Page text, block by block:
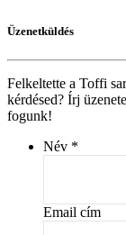
Üzenetküldés
Felkeltette a Toffi
kérdésed? Írj
fogunk!
Név
Email cím